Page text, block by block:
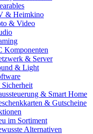
& Heimkino
& Video
Komponenten
& Server
& Light
& Smart Home
& Gutscheine
im Sortiment
Alternativen